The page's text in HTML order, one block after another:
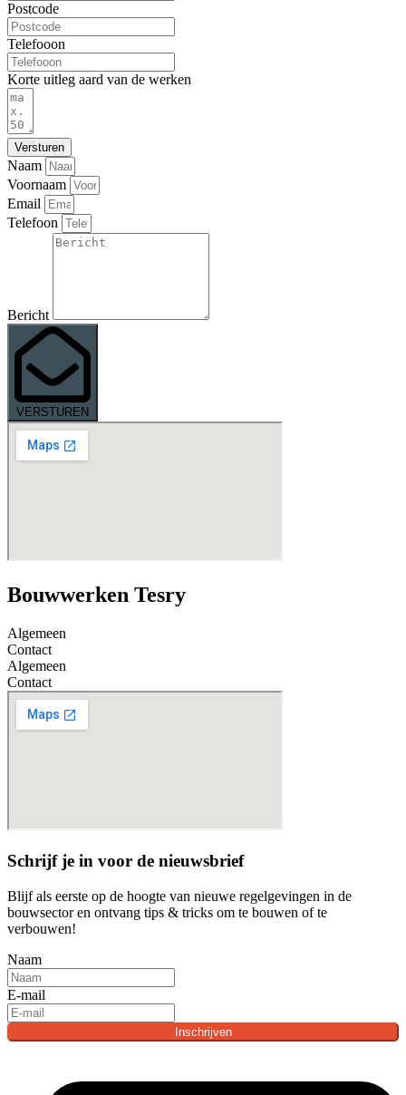
Postcode
Telefooon
Korte uitleg aard van de werken
Versturen
Naam
Voornaam
Email
Telefoon
Bericht
VERSTUREN
Bouwwerken Tesry
Algemeen
Contact
Algemeen
Contact
Schrijf je in voor de nieuwsbrief
Blijf als eerste op de hoogte van nieuwe regelgevingen in de
bouwsector en ontvang tips & tricks om te bouwen of te
verbouwen!
Naam
E-mail
Inschrijven